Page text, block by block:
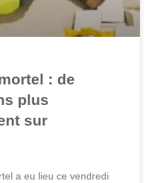
: de
plus
sur
a eu lieu ce vendredi